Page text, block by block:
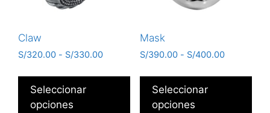
Claw
S/320.00 - S/330.00
Seleccionar
opciones
Mask
S/390.00 - S/400.00
Seleccionar
opciones